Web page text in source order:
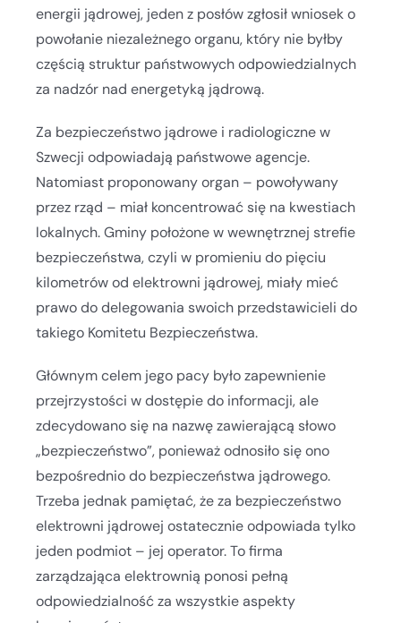
energii jądrowej, jeden z posłów zgłosił wniosek o
powołanie niezależnego organu, który nie byłby
częścią struktur państwowych odpowiedzialnych
za nadzór nad energetyką jądrową.
Za bezpieczeństwo jądrowe i radiologiczne w
Szwecji odpowiadają państwowe agencje.
Natomiast proponowany organ – powoływany
przez rząd – miał koncentrować się na kwestiach
lokalnych. Gminy położone w wewnętrznej strefie
bezpieczeństwa, czyli w promieniu do pięciu
kilometrów od elektrowni jądrowej, miały mieć
prawo do delegowania swoich przedstawicieli do
takiego Komitetu Bezpieczeństwa.
Głównym celem jego pacy było zapewnienie
przejrzystości w dostępie do informacji, ale
zdecydowano się na nazwę zawierającą słowo
„bezpieczeństwo”, ponieważ odnosiło się ono
bezpośrednio do bezpieczeństwa jądrowego.
Trzeba jednak pamiętać, że za bezpieczeństwo
elektrowni jądrowej ostatecznie odpowiada tylko
jeden podmiot – jej operator. To firma
zarządzająca elektrownią ponosi pełną
odpowiedzialność za wszystkie aspekty